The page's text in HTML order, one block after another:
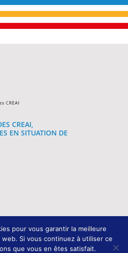
CREAI,
EN SITUATION DE
pour vous garantir la meilleure
Si vous continuez à utiliser ce
que vous en êtes satisfait.